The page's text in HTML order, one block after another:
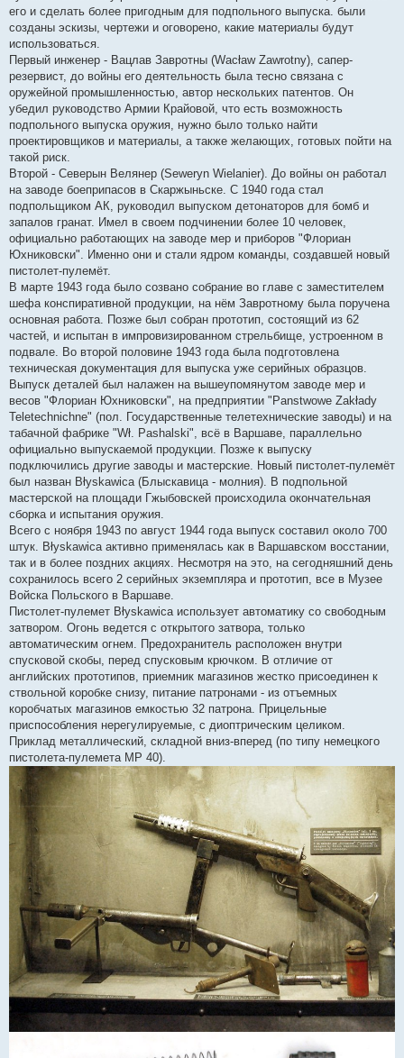
его и сделать более пригодным для подпольного выпуска. были
созданы эскизы, чертежи и оговорено, какие материалы будут
использоваться.
Первый инженер - Вацлав Завротны (Wacław Zawrotny), сапер-
резервист, до войны его деятельность была тесно связана с
оружейной промышленностью, автор нескольких патентов. Он
убедил руководство Армии Крайовой, что есть возможность
подпольного выпуска оружия, нужно было только найти
проектировщиков и материалы, а также желающих, готовых пойти на
такой риск.
Второй - Северын Велянер (Seweryn Wielanier). До войны он работал
на заводе боеприпасов в Скаржыньске. С 1940 года стал
подпольщиком АК, руководил выпуском детонаторов для бомб и
запалов гранат. Имел в своем подчинении более 10 человек,
официально работающих на заводе мер и приборов "Флориан
Юхниковски". Именно они и стали ядром команды, создавшей новый
пистолет-пулемёт.
В марте 1943 года было созвано собрание во главе с заместителем
шефа конспиративной продукции, на нём Завротному была поручена
основная работа. Позже был собран прототип, состоящий из 62
частей, и испытан в импровизированном стрельбище, устроенном в
подвале. Во второй половине 1943 года была подготовлена
техническая документация для выпуска уже серийных образцов.
Выпуск деталей был налажен на вышеупомянутом заводе мер и
весов "Флориан Юхниковски", на предприятии "Panstwowe Zakłady
Teletechnichne" (пол. Государственные телетехнические заводы) и на
табачной фабрике "Wł. Pashalski", всё в Варшаве, параллельно
официально выпускаемой продукции. Позже к выпуску
подключились другие заводы и мастерские. Новый пистолет-пулемёт
был назван Błyskawica (Блыскавица - молния). В подпольной
мастерской на площади Гжыбовскей происходила окончательная
сборка и испытания оружия.
Всего с ноября 1943 по август 1944 года выпуск составил около 700
штук. Błyskawica активно применялась как в Варшавском восстании,
так и в более поздних акциях. Несмотря на это, на сегодняшний день
сохранилось всего 2 серийных экземпляра и прототип, все в Музее
Войска Польского в Варшаве.
Пистолет-пулемет Błyskawica использует автоматику со свободным
затвором. Огонь ведется с открытого затвора, только
автоматическим огнем. Предохранитель расположен внутри
спусковой скобы, перед спусковым крючком. В отличие от
английских прототипов, приемник магазинов жестко присоединен к
ствольной коробке снизу, питание патронами - из отъемных
коробчатых магазинов емкостью 32 патрона. Прицельные
приспособления нерегулируемые, с диоптрическим целиком.
Приклад металлический, складной вниз-вперед (по типу немецкого
пистолета-пулемета MP 40).